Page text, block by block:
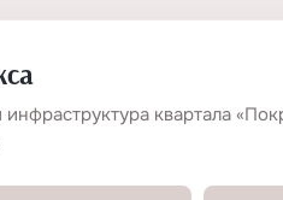
квартала